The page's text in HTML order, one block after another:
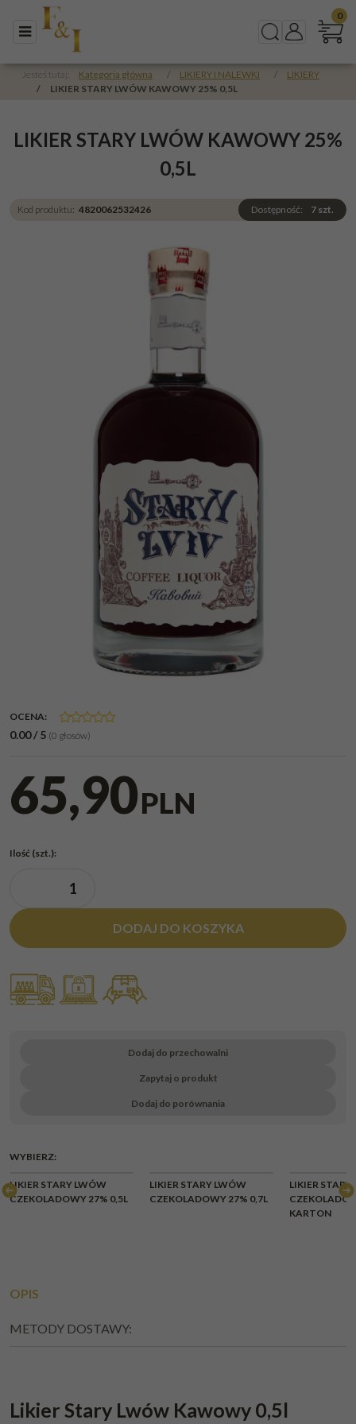
Menu SzukajPanel
0
Jesteś tutaj: Kategoria główna / LIKIERY I NALEWKI /
LIKIERY
/
LIKIER STARY LWÓW KAWOWY 25% 0,5L
LIKIER STARY LWÓW KAWOWY 25%
0,5L
Kod produktu: 4820062532426 Dostępność: 7 szt.
OCENA:
0.00/5 (0 głosów)
65,90PLN
Ilość (szt.):
DODAJ DO KOSZYKA
Dodaj do przechowalni
Zapytaj o produkt
Dodaj do porównania
WYBIERZ:
LIKIER STARY LWÓW
CZEKOLADOWY 27% 0,5L
CHWILOWY
BRAK
LIKIER STARY LWÓW
CZEKOLADOWY 27% 0,7L
LIKIER STARY
KARTON
OPIS
METODY DOSTAWY:
Likier Stary Lwów Kawowy 0,5l